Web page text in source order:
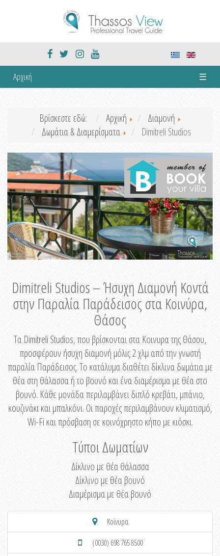
Αρχική ☰
Βρίσκεστε εδώ: Αρχική
Διαμονή
Δωμάτια & Διαμερίσματα
Dimitreli Studios
Dimitreli Studios – Ήσυχη Διαμονή Κοντά
στην Παραλία Παράδεισος στα Κοινύρα,
Θάσος
Τα Dimitreli Studios, που βρίσκονται στα Κοινυρα της Θάσου,
προσφέρουν ήσυχη διαμονή μόλις 2 χλμ από την γνωστή
παραλία Παράδεισος. Το κατάλυμα διαθέτει δίκλινα δωμάτια με
θέα στη θάλασσα ή το βουνό και ένα διαμέρισμα με θέα στο
βουνό. Κάθε μονάδα περιλαμβάνει διπλό κρεβάτι, μπάνιο,
κουζινάκι και μπαλκόνι. Οι παροχές περιλαμβάνουν κλιματισμό,
Wi-Fi και πρόσβαση σε κοινόχρηστο κήπο με κιόσκι.
Τύποι Δωματίων
Δίκλινο με θέα θάλασσα
Δίκλινο με θέα βουνό
Διαμέρισμα με θέα βουνό
Κοίνυρα
(0030) 698 765 8500